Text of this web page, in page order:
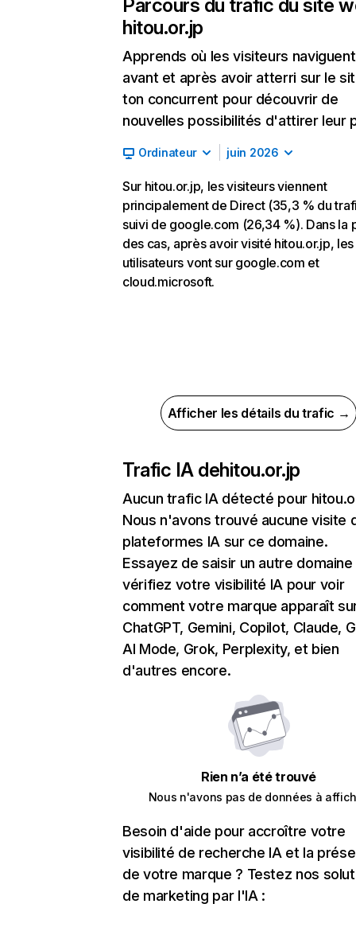
Parcours du trafic du site
hitou.or.jp
Apprends où les visiteurs naviguent
avant et après avoir atterri sur le
ton concurrent pour découvrir de
nouvelles possibilités d'attirer leur
Ordinateur juin 2026
Sur hitou.or.jp, les visiteurs viennent
principalement de Direct (35,3 % du
suivi de google.com (26,34 %). Dans la
des cas, après avoir visité hitou.or.jp, les
utilisateurs vont sur google.com et
cloud.microsoft.
Afficher les détails du trafic →
Trafic IA dehitou.or.jp
Aucun trafic IA détecté pour
Nous n'avons trouvé aucune visite
plateformes IA sur ce domaine.
Essayez de saisir un autre domaine
vérifiez votre visibilité IA pour voir
comment votre marque apparaît
ChatGPT, Gemini, Copilot, Claude,
AI Mode, Grok, Perplexity, et bien
d'autres encore.
Rien n’a été trouvé
Nous n'avons pas de données à
Besoin d'aide pour accroître votre
visibilité de recherche IA et la
de votre marque ? Testez nos
de marketing par l'IA :